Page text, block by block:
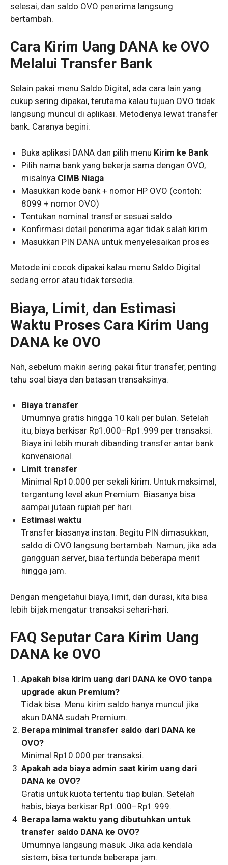
selesai, dan saldo OVO penerima langsung
bertambah.
Cara Kirim Uang DANA ke OVO
Melalui Transfer Bank
Selain pakai menu Saldo Digital, ada cara lain yang
cukup sering dipakai, terutama kalau tujuan OVO tidak
langsung muncul di aplikasi. Metodenya lewat transfer
bank. Caranya begini:
Buka aplikasi DANA dan pilih menu Kirim ke Bank
Pilih nama bank yang bekerja sama dengan OVO,
misalnya CIMB Niaga
Masukkan kode bank + nomor HP OVO (contoh:
8099 + nomor OVO)
Tentukan nominal transfer sesuai saldo
Konfirmasi detail penerima agar tidak salah kirim
Masukkan PIN DANA untuk menyelesaikan proses
Metode ini cocok dipakai kalau menu Saldo Digital
sedang error atau tidak tersedia.
Biaya, Limit, dan Estimasi
Waktu Proses Cara Kirim Uang
DANA ke OVO
Nah, sebelum makin sering pakai fitur transfer, penting
tahu soal biaya dan batasan transaksinya.
Biaya transfer
Umumnya gratis hingga 10 kali per bulan. Setelah
itu, biaya berkisar Rp1.000–Rp1.999 per transaksi.
Biaya ini lebih murah dibanding transfer antar bank
konvensional.
Limit transfer
Minimal Rp10.000 per sekali kirim. Untuk maksimal,
tergantung level akun Premium. Biasanya bisa
sampai jutaan rupiah per hari.
Estimasi waktu
Transfer biasanya instan. Begitu PIN dimasukkan,
saldo di OVO langsung bertambah. Namun, jika ada
gangguan server, bisa tertunda beberapa menit
hingga jam.
Dengan mengetahui biaya, limit, dan durasi, kita bisa
lebih bijak mengatur transaksi sehari-hari.
FAQ Seputar Cara Kirim Uang
DANA ke OVO
Apakah bisa kirim uang dari DANA ke OVO tanpa
upgrade akun Premium?
Tidak bisa. Menu kirim saldo hanya muncul jika
akun DANA sudah Premium.
Berapa minimal transfer saldo dari DANA ke
OVO?
Minimal Rp10.000 per transaksi.
Apakah ada biaya admin saat kirim uang dari
DANA ke OVO?
Gratis untuk kuota tertentu tiap bulan. Setelah
habis, biaya berkisar Rp1.000–Rp1.999.
Berapa lama waktu yang dibutuhkan untuk
transfer saldo DANA ke OVO?
Umumnya langsung masuk. Jika ada kendala
sistem, bisa tertunda beberapa jam.